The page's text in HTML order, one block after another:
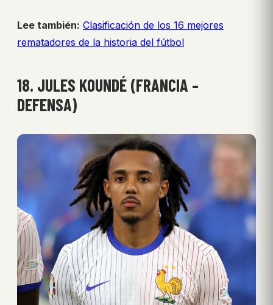
Lee también: Clasificación de los 16 mejores
rematadores de la historia del fútbol
18. JULES KOUNDÉ (FRANCIA –
DEFENSA)